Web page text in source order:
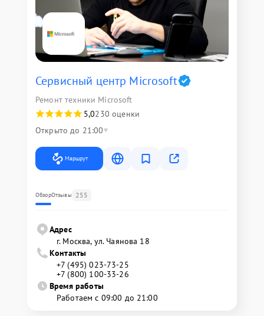
Сервисный центр Microsoft
Ремонт техники Microsoft
5,0230 оценки
Открыто до 21:00
Маршрут
ОбзорОтзывы 255
Адрес
г. Москва, ул. Чаянова 18
Контакты
+7 (495) 023-73-25
+7 (800) 100-33-26
Время работы
Работаем с 09:00 до 21:00